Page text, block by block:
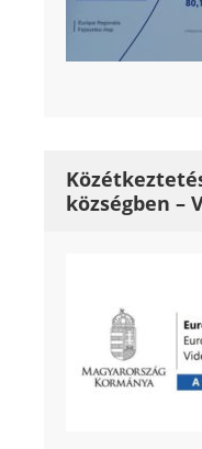
községben –